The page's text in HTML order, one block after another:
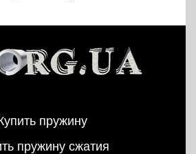
пружину
пружину сжатия